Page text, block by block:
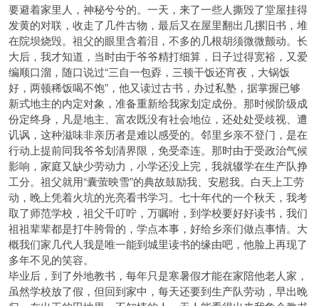
要避着家里人，神秘兮兮的。一天，来了一些人撕毁了堂屋挂得
发黄的对联，收走了几件古物，最后又在屋里翻出几摞旧书，堆
在院坝烧毁。祖父的眼里含着泪，不多的几根胡须微微颤动。长
大后，我才知道，当时由于爷爷精打细算，日子过得宽裕，又爱
编顺口溜，随口说过“三自一包孬，三顿干饭还宵夜，大锅饭
好，两顿稀饭喝不饱”，他又读过古书，办过私塾，据掌握已够
新式地主的内定对象，准备重新给我家划定成份。那时候阶级成
份定终身，凡是地主、富农既没有社会地位，还处处受歧视、遭
讥讽，这种滋味非亲历者是难以感受的。邻里乡亲不登门，是在
行动上提前同我爷爷划清界限，免受牵连。那时由于受政治气候
影响，家庭又缺少劳动力，小学还没上完，我就辍学在生产队挣
工分。祖父就用“囊萤映雪”的典故鼓励我、安慰我。白天上工劳
动，晚上凭着火坑的光亮看书学习。七十年代的一个秋天，我考
取了师范学校，祖父千叮咛，万嘱咐，到学校要好好读书，我们
祖祖辈辈都是打牛胯骨的，学点本事，好给乡亲们做点事情。大
概我们家几代人我是唯一能到城里读书的缘由吧，他脸上再现了
多年不见的笑容。
毕业后，到了外地教书，每年只是寒暑假才能在家陪他老人家，
虽然学校放了假，但回到家中，每天还要到生产队劳动，早出晚